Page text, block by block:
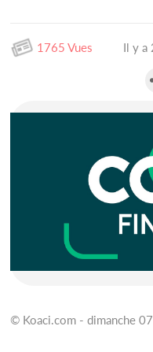
1765 Vues Il y a
© Koaci.com - dimanche